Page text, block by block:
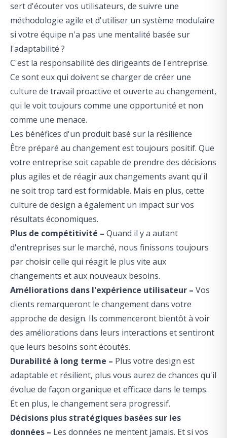
sert d'écouter vos utilisateurs, de suivre une
méthodologie agile et d'utiliser un système modulaire
si votre équipe n'a pas une mentalité basée sur
l'adaptabilité ?
C'est la responsabilité des dirigeants de l'entreprise.
Ce sont eux qui doivent se charger de créer une
culture de travail proactive et ouverte au changement,
qui le voit toujours comme une opportunité et non
comme une menace.
Les bénéfices d'un produit basé sur la résilience
Être préparé au changement est toujours positif. Que
votre entreprise soit capable de prendre des décisions
plus agiles et de réagir aux changements avant qu'il
ne soit trop tard est formidable. Mais en plus, cette
culture de design a également un impact sur vos
résultats économiques.
Plus de compétitivité – Quand il y a autant
d'entreprises sur le marché, nous finissons toujours
par choisir celle qui réagit le plus vite aux
changements et aux nouveaux besoins.
Améliorations dans l'expérience utilisateur – Vos
clients remarqueront le changement dans votre
approche de design. Ils commenceront bientôt à voir
des améliorations dans leurs interactions et sentiront
que leurs besoins sont écoutés.
Durabilité à long terme – Plus votre design est
adaptable et résilient, plus vous aurez de chances qu'il
évolue de façon organique et efficace dans le temps.
Et en plus, le changement sera progressif.
Décisions plus stratégiques basées sur les
données – Les données ne mentent jamais. Et si vos